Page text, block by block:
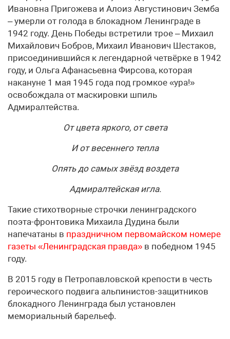
Ивановна Пригожева и Алоиз Августинович Земба
– умерли от голода в блокадном Ленинграде в
1942 году. День Победы встретили трое – Михаил
Михайлович Бобров, Михаил Иванович Шестаков,
присоединившийся к легендарной четвёрке в 1942
году, и Ольга Афанасьевна Фирсова, которая
накануне 1 мая 1945 года под громкое «ура!»
освобождала от маскировки шпиль
Адмиралтейства.
От цвета яркого, от света
И от весеннего тепла
Опять до самых звёзд воздета
Адмиралтейская игла.
Такие стихотворные строчки ленинградского
поэта-фронтовика Михаила Дудина были
напечатаны в праздничном первомайском номере
газеты «Ленинградская правда» в победном 1945
году.
В 2015 году в Петропавловской крепости в честь
героического подвига альпинистов-защитников
блокадного Ленинграда был установлен
мемориальный барельеф.